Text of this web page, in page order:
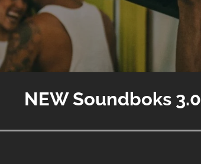
NEW Soundboks 3.0